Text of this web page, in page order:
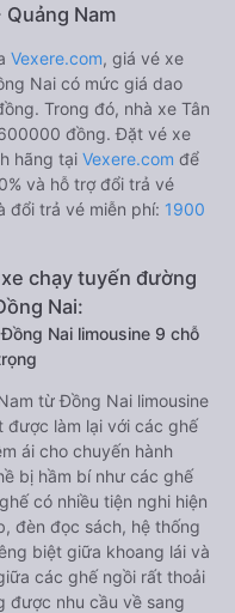
Nam
Vexere.com, giá vé xe
Nai có mức giá dao
Trong đó, nhà xe Tân
đồng. Đặt vé xe
hãng tại Vexere.com để
và hỗ trợ đổi trả vé
đổi trả vé miễn phí: 1900
chạy tuyến đường
Nai:
Nai limousine 9 chỗ
từ Đồng Nai limousine
được làm lại với các ghế
ái cho chuyến hành
bị hầm bí như các ghế
có nhiều tiện nghi hiện
đèn đọc sách, hệ thống
biệt giữa khoang lái và
các ghế ngồi rất thoải
được nhu cầu về sang